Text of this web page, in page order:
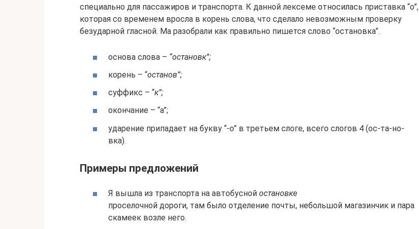
специально для пассажиров и транспорта. К данной лексеме относилась приставка “о”,
которая со временем вросла в корень слова, что сделало невозможным проверку
безударной гласной. Ма разобрали как правильно пишется слово “остановка”.
основа слова – “остановк”;
корень – “останов”;
суффикс – “к”;
окончание – “а”;
ударение припадает на букву “-о” в третьем слоге, всего слогов 4 (ос-та-но-
вка).
Примеры предложений
Я вышла из транспорта на автобусной остановке
проселочной дороги, там было отделение почты, небольшой магазинчик и пара
скамеек возле него.